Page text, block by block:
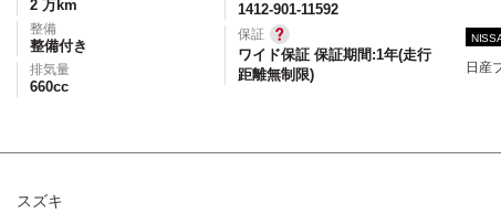
ーテレビ（地デジ） 本革シート
トスライドドア 寒冷地仕様 ブラインドモニター
シートヒーター 後席モニター
ライドアップシート
2 万km
整備
整備付き
排気量
660cc
1412-901-11592
保証
ワイド保証 保証期間:1年(走行
距離無制限)
日産
スズキ